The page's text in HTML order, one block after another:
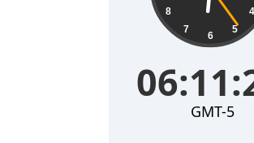
4
5
6
7
8
GMT-5